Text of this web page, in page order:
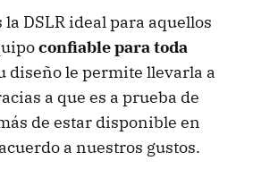
la DSLR ideal para aquellos
confiable para toda
diseño le permite llevarla a
a que es a prueba de
de estar disponible en
a nuestros gustos.